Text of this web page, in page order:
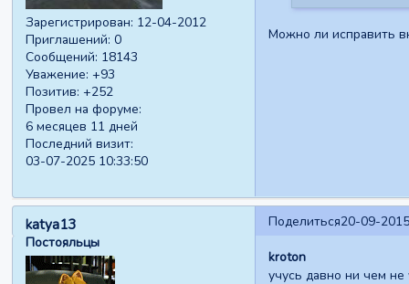
Зарегистрирован: 12-04-2012
Приглашений: 0
Сообщений: 18143
Уважение: +93
Позитив: +252
Провел на форуме:
6 месяцев 11 дней
Последний визит:
03-07-2025 10:33:50
Можно ли исправить
Поделиться20-09-
katya13
Постояльцы
kroton
учусь давно ни чем не